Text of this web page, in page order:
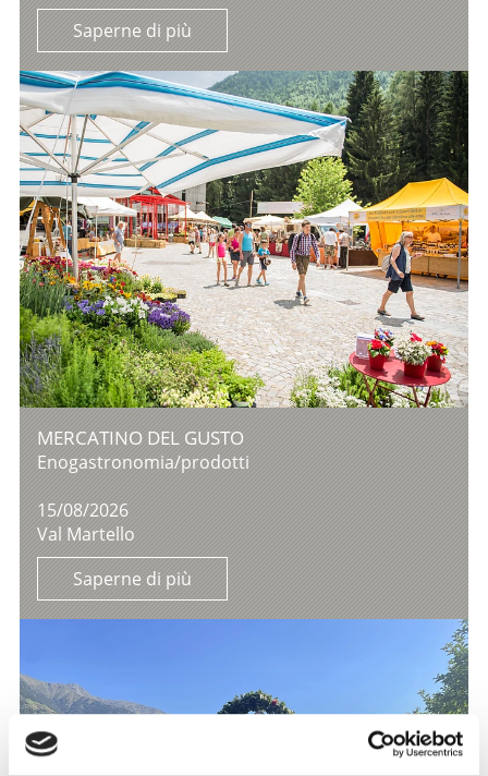
Saperne di più
MERCATINO DEL GUSTO
Enogastronomia/prodotti
15/08/2026
Val Martello
Saperne di più